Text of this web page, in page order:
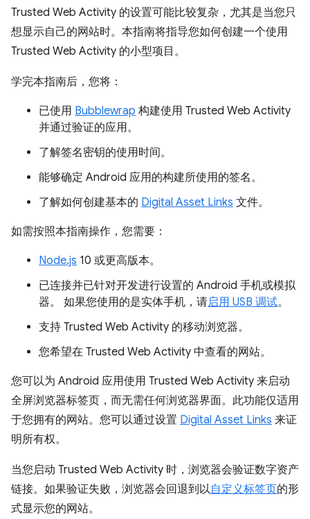
Trusted Web Activity 的设置可能比较复杂，尤其是当您只
想显示自己的网站时。本指南将指导您如何创建一个使用
Trusted Web Activity 的小型项目。
学完本指南后，您将：
已使用 Bubblewrap 构建使用 Trusted Web Activity
并通过验证的应用。
了解签名密钥的使用时间。
能够确定 Android 应用的构建所使用的签名。
了解如何创建基本的 Digital Asset Links 文件。
如需按照本指南操作，您需要：
Node.js 10 或更高版本。
已连接并已针对开发进行设置的 Android 手机或模拟
器。 如果您使用的是实体手机，请启用 USB 调试。
支持 Trusted Web Activity 的移动浏览器。
您希望在 Trusted Web Activity 中查看的网站。
您可以为 Android 应用使用 Trusted Web Activity 来启动
全屏浏览器标签页，而无需任何浏览器界面。此功能仅适用
于您拥有的网站。您可以通过设置 Digital Asset Links 来证
明所有权。
当您启动 Trusted Web Activity 时，浏览器会验证数字资产
链接。如果验证失败，浏览器会回退到以自定义标签页的形
式显示您的网站。